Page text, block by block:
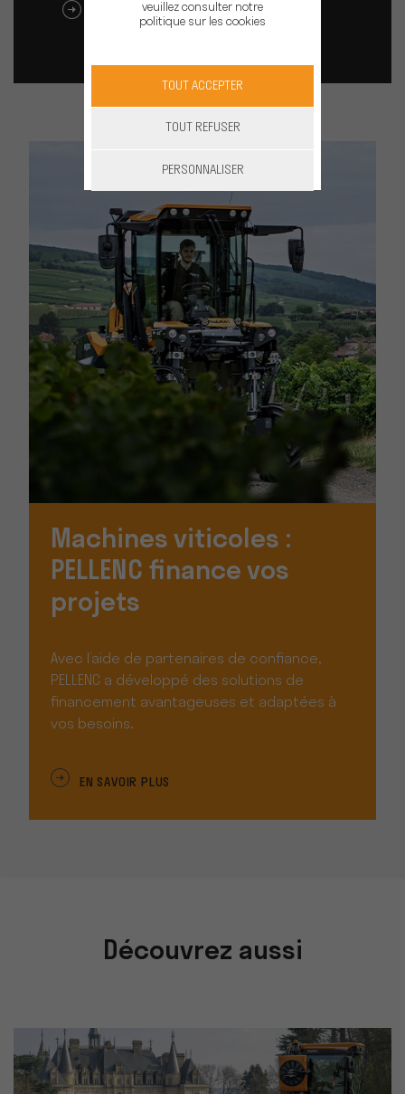
TÉLÉCHARGER LE CATALOGUE
Machines viticoles :
PELLENC finance vos
projets
Avec l’aide de partenaires de confiance,
PELLENC a développé des solutions de
financement avantageuses et adaptées à
vos besoins.
EN SAVOIR PLUS
Découvrez aussi
veuillez consulter notre
politique sur les cookies
TOUT ACCEPTER
TOUT REFUSER
PERSONNALISER